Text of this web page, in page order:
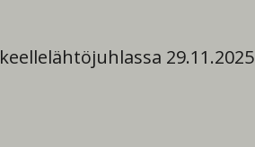
29.11.2025